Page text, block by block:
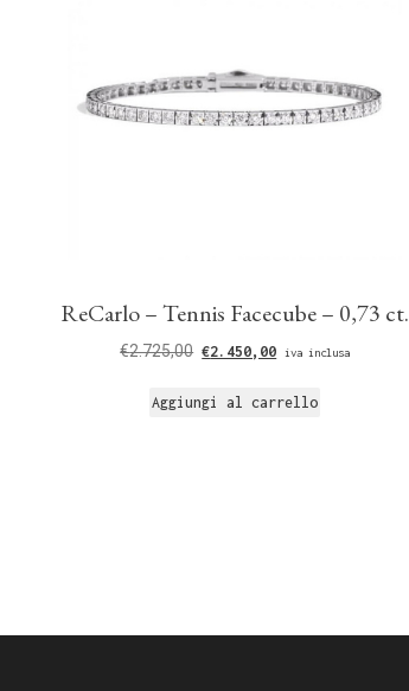
ReCarlo – Tennis Facecube – 0,73 ct.
€2.725,00 €2.450,00 iva inclusa
Aggiungi al carrello